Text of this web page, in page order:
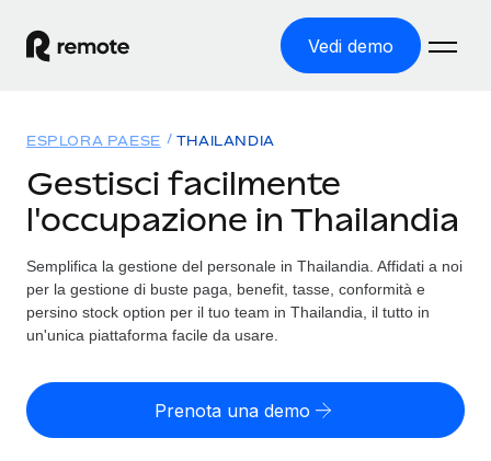
Vedi demo
ASSUMI NEL MONDO
Global Payroll
Gestisci il payroll a norma, in tutta semplicità
Employer of Record
Contractor Management
Soluzioni
COPERTURA GLOBALE
Ricerca paesi
Trova i servizi di supporto all’impiego per ogni Paese
Confronta Remote
Scopri come ci confrontiamo con gli altri
Tariffe
English
ESPLORA PAESE THAILANDIA
Gestisci facilmente
l'occupazione in Thailandia
Semplifica la gestione del personale in Thailandia. Affidati a noi
per la gestione di buste paga, benefit, tasse, conformità e
persino stock option per il tuo team in Thailandia, il tutto in
un'unica piattaforma facile da usare.
Prenota una demo